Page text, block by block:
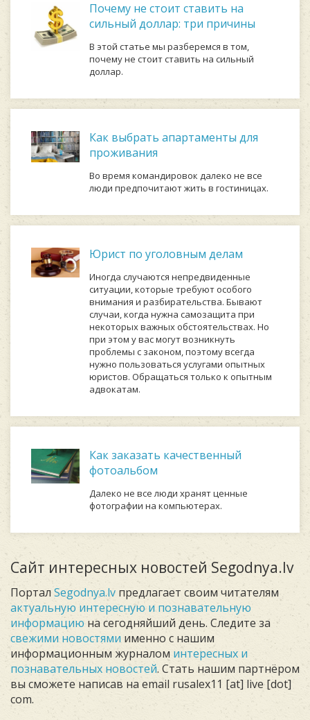
Почему не стоит ставить на
сильный доллар: три причины
В этой статье мы разберемся в том,
почему не стоит ставить на сильный
доллар.
Как выбрать апартаменты для
проживания
Во время командировок далеко не все
люди предпочитают жить в гостиницах.
Юрист по уголовным делам
Иногда случаются непредвиденные
ситуации, которые требуют особого
внимания и разбирательства. Бывают
случаи, когда нужна самозащита при
некоторых важных обстоятельствах. Но
при этом у вас могут возникнуть
проблемы с законом, поэтому всегда
нужно пользоваться услугами опытных
юристов. Обращаться только к опытным
адвокатам.
Как заказать качественный
фотоальбом
Далеко не все люди хранят ценные
фотографии на компьютерах.
Сайт интересных новостей Segodnya.lv
ПорталSegodnya.lv предлагает своим читателям
актуальную интересную и познавательную
информацию на сегодняйший день. Следите за
свежими новостями именно с нашим
информационным журналом интересных и
познавательных новостей. Стать нашим партнёром
вы сможете написав на email rusalex11 [at] live [dot]
com.